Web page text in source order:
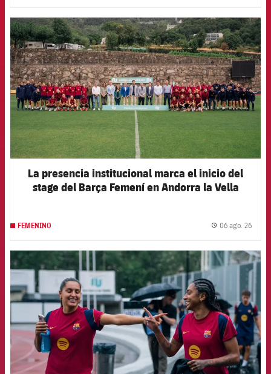
FCB Barcelona badge
La presencia institucional marca el inicio del
stage del Barça Femení en Andorra la Vella
FEMENINO 06 ago. 26
FCB Barcelona badge